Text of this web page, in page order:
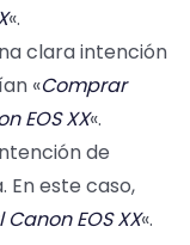
«.
clara intención
«Comprar
EOS XX«.
de
En este caso,
EOS XX«.